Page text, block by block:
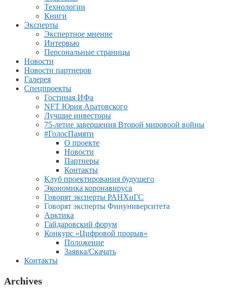
Технологии
Книги
Эксперты
Экспертное мнение
Интервью
Персональные страницы
Новости
Новости партнеров
Галерея
Спецпроекты
Гостиная ИФа
NFT Юрия Аратовского
Лучшие инвесторы
75-летие завершения Второй мировоой войны
#ГолосПамяти
О проекте
Новости
Партнеры
Контакты
Клуб проектирования будущего
Экономика коронавируса
Говорят эксперты РАНХиГС
Говорят эксперты Финуниверситета
Арктика
Гайдаровский форум
Конкурс «Цифровой прорыв»
Положение
Заявка/Скачать
Контакты
Archives